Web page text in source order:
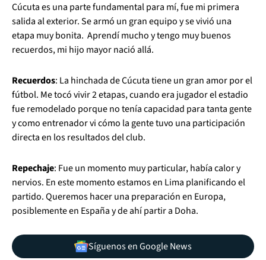
Cúcuta es una parte fundamental para mí, fue mi primera
salida al exterior. Se armó un gran equipo y se vivió una
etapa muy bonita. Aprendí mucho y tengo muy buenos
recuerdos, mi hijo mayor nació allá.
Recuerdos: La hinchada de Cúcuta tiene un gran amor por el
fútbol. Me tocó vivir 2 etapas, cuando era jugador el estadio
fue remodelado porque no tenía capacidad para tanta gente
y como entrenador vi cómo la gente tuvo una participación
directa en los resultados del club.
Repechaje: Fue un momento muy particular, había calor y
nervios. En este momento estamos en Lima planificando el
partido. Queremos hacer una preparación en Europa,
posiblemente en España y de ahí partir a Doha.
Síguenos en Google News